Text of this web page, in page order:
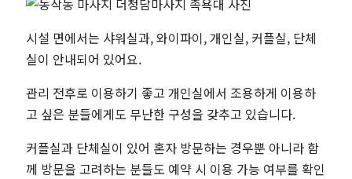
시설 면에서는 샤워실과, 와이파이, 개인실, 커플실, 단체
실이 안내되어 있어요.
관리 전후로 이용하기 좋고 개인실에서 조용하게 이용하
고 싶은 분들에게도 무난한 구성을 갖추고 있습니다.
커플실과 단체실이 있어 혼자 방문하는 경우뿐 아니라 함
께 방문을 고려하는 분들도 예약 시 이용 가능 여부를 확인